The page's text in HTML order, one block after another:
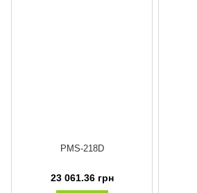
PMS-218D
23 061.36 грн